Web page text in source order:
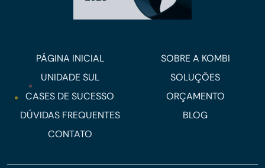
PÁGINA INICIAL
SOBRE A KOMBI
UNIDADE SUL
SOLUÇÕES
CASES DE SUCESSO
ORÇAMENTO
DÚVIDAS FREQUENTES
BLOG
CONTATO